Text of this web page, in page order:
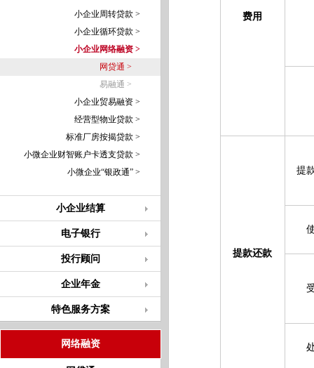
小企业周转贷款 >
小企业循环贷款 >
小企业网络融资 >
网贷通 >
易融通 >
小企业贸易融资 >
经营型物业贷款 >
标准厂房按揭贷款 >
小微企业财智账户卡透支贷款 >
小微企业“银政通” >
小企业结算
电子银行
投行顾问
企业年金
特色服务方案
网络融资
费用
提款还款
提